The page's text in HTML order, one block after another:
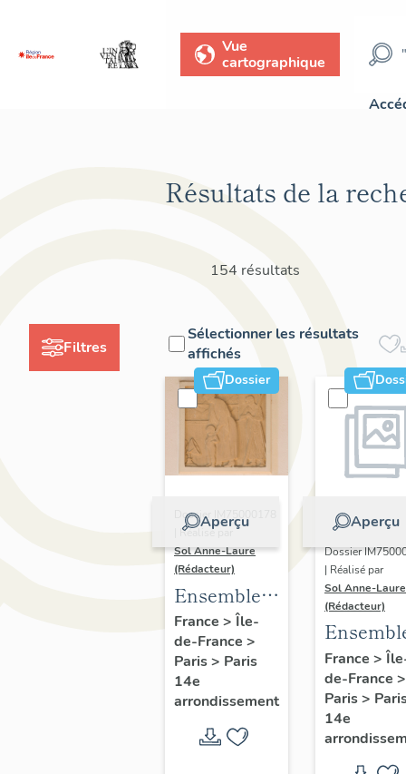
Vue
cartographique
Filtres
Résultats de la
154 résultats
Sélectionner les résultats
affichés
Dossier
Aperçu
Dossier IM75000178
| Réalisé par
Sol Anne-Laure
(Rédacteur)
Ensemble
de 4 bas
reliefs : Les
saisons
France > Île-
de-France >
Paris> Paris
14e
arrondissement
Aperçu
Dossier
| Réalisé par
Sol Anne-Laure
(Rédacteur)
de 2 bas-
reliefs: la
Pensée
l'Action.
France >
de-France >
Paris>
14e